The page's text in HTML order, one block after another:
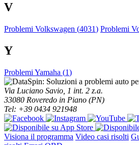
V
Problemi Volkswagen (4031) Problemi
Y
Problemi Yamaha (1)
Via Luciano Savio, 1 int. 2 z.a.
33080 Roveredo in Piano (PN)
Tel: +39 0434 921948
Visiona il programma Video casi risolti